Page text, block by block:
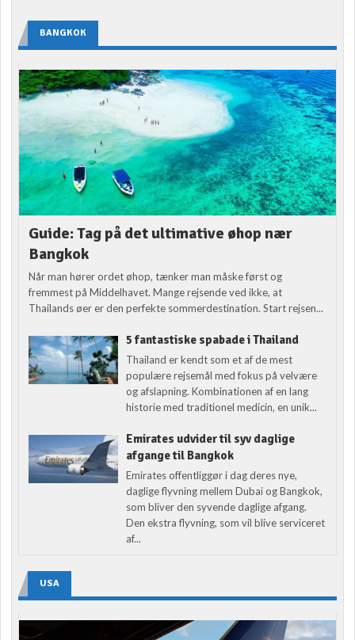
BANGKOK
Guide: Tag på det ultimative øhop nær
Bangkok
Når man hører ordet øhop, tænker man måske først og
fremmest på Middelhavet. Mange rejsende ved ikke, at
Thailands øer er den perfekte sommerdestination. Start rejsen...
5 fantastiske spabade i Thailand
Thailand er kendt som et af de mest
populære rejsemål med fokus på velvære
og afslapning. Kombinationen af en lang
historie med traditionel medicin, en unik...
Emirates udvider til syv daglige
afgange til Bangkok
Emirates offentliggør i dag deres nye,
daglige flyvning mellem Dubai og Bangkok,
som bliver den syvende daglige afgang.
Den ekstra flyvning, som vil blive serviceret
af...
USA